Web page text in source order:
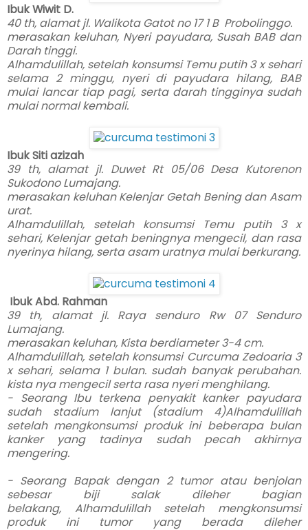
Ibuk Wiwit D.
40 th, alamat jl. Walikota Gatot no 17 1 B Probolinggo.
merasakan keluhan, Nyeri payudara, Susah BAB dan
Darah tinggi.
Alhamdulillah, setelah konsumsi Temu putih 3 x sehari
selama 2 minggu, nyeri di payudara hilang, BAB
mulai lancar tiap pagi, serta darah tingginya sudah
mulai normal kembali.
Ibuk Siti azizah
39 th, alamat jl. Duwet Rt 05/06 Desa Kutorenon
Sukodono Lumajang.
merasakan keluhan Kelenjar Getah Bening dan Asam
urat.
Alhamdulillah, setelah konsumsi Temu putih 3 x
sehari, Kelenjar getah beningnya mengecil, dan rasa
nyerinya hilang, serta asam uratnya mulai berkurang.
Ibuk Abd. Rahman
39 th, alamat jl. Raya senduro Rw 07 Senduro
Lumajang.
merasakan keluhan, Kista berdiameter 3-4 cm.
Alhamdulillah, setelah konsumsi Curcuma Zedoaria 3
x sehari, selama 1 bulan. sudah banyak perubahan.
kista nya mengecil serta rasa nyeri menghilang.
- Seorang Ibu terkena penyakit kanker payudara
sudah stadium lanjut (stadium 4)Alhamdulillah
setelah mengkonsumsi produk ini beberapa bulan
kanker yang tadinya sudah pecah akhirnya
mengering.
- Seorang Bapak dengan 2 tumor atau benjolan
sebesar biji salak dileher bagian
belakang, Alhamdulillah setelah mengkonsumsi
produk ini tumor yang berada dileher